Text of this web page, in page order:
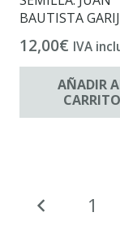
BAUTISTA
12,00€ IVA
AÑADIR
CARRITO
1